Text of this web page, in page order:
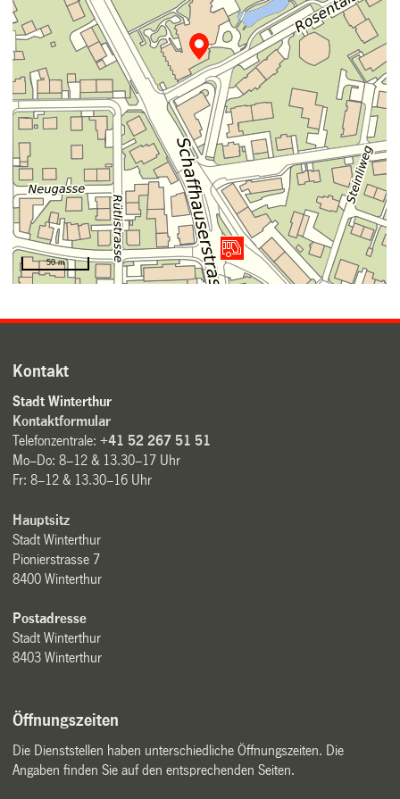
Kontakt
Stadt Winterthur
Kontaktformular
Telefonzentrale:+41 52 267 51 51
Mo–Do: 8–12 & 13.30–17 Uhr
Fr: 8–12 & 13.30–16 Uhr
Hauptsitz
Stadt Winterthur
Pionierstrasse 7
8400 Winterthur
Postadresse
Stadt Winterthur
8403 Winterthur
Öffnungszeiten
Die Dienststellen haben unterschiedliche Öffnungszeiten. Die
Angaben finden Sie auf den entsprechenden Seiten.